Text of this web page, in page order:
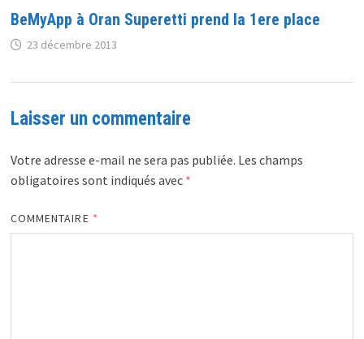
BeMyApp à Oran Superetti prend la 1ere place
23 décembre 2013
Laisser un commentaire
Votre adresse e-mail ne sera pas publiée. Les champs
obligatoires sont indiqués avec *
COMMENTAIRE *